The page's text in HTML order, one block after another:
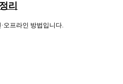
리
오프라인 방법입니다.